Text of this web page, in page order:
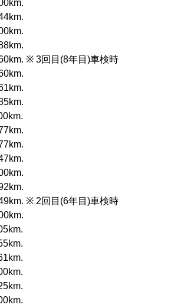
※ 3回目(8年目)車検時
※ 2回目(6年目)車検時